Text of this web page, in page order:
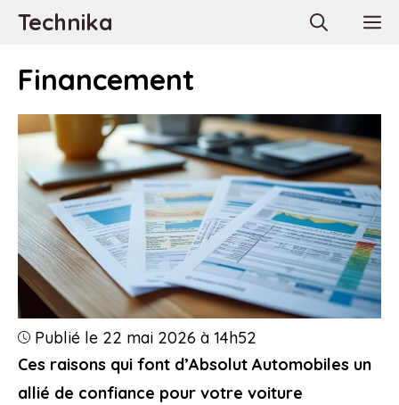
AllerTechnika
Financement
Ces raisons qui font d’Absolut Automobiles un
allié de confiance pour votre voiture
Publié le 22 mai 2026 à 14h52